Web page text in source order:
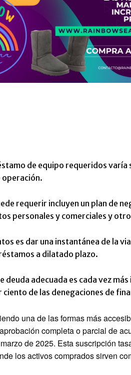
de equipo requeridos varía
operación.
requerir incluyen un plan de
personales y comerciales y
es dar una instantánea de la
a dilatado plazo.
adecuada es cada vez
de las denegaciones de
una de las formas más
completa o parcial de
de 2025. Esta suscripción
los activos comprados sirven